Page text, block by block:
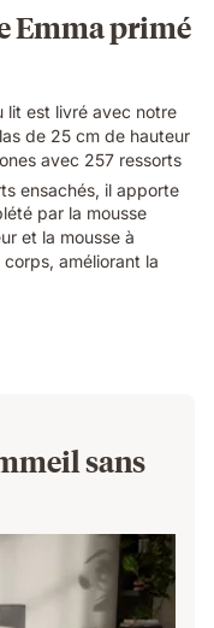
Emma primé
lit est livré avec notre
de 25 cm de hauteur
avec 257 ressorts
ensachés, il apporte
par la mousse
et la mousse à
améliorant la
sans